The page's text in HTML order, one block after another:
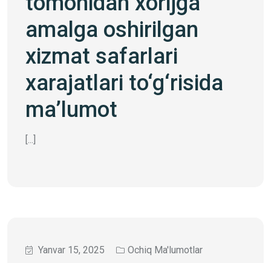
amalga oshirilgan
xizmat safarlari
xarajatlari to‘g‘risida
ma’lumot
[...]
Yanvar 15, 2025 Ochiq Ma'lumotlar